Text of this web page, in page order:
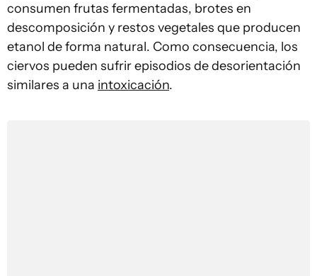
consumen frutas fermentadas, brotes en
descomposición y restos vegetales que producen
etanol de forma natural. Como consecuencia, los
ciervos pueden sufrir episodios de desorientación
similares a una intoxicación.